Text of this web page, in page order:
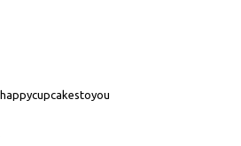
happycupcakestoyou